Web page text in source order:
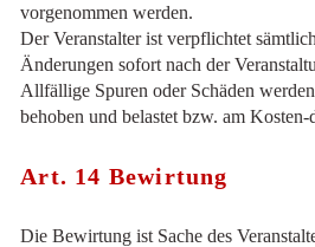
vorgenommen werden.
Der Veranstalter ist verpflichtet
Änderungen sofort nach der
Allfällige Spuren oder Schäden
behoben und belastet bzw. am Kosten-
Art. 14 Bewirtung
Die Bewirtung ist Sache des